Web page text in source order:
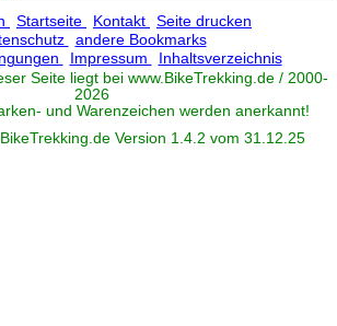
Startseite Kontakt
Seite drucken
andere Bookmarks
Impressum
Inhaltsverzeichnis
Seite liegt bei www. BikeTrekking .de / 2000-
2026
und Warenzeichen werden anerkannt!
Version 1.4.2 vom 31.12.25